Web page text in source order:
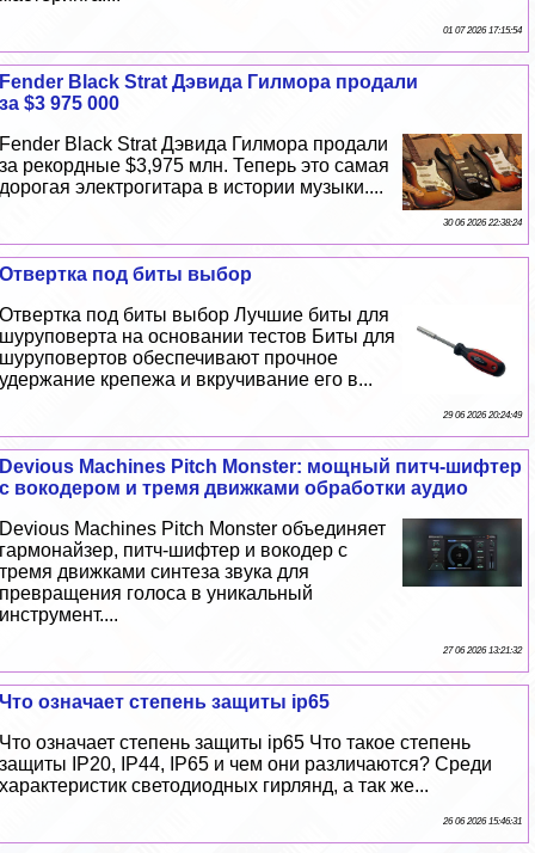
01 07 2026 17:15:54
Fender Black Strat Дэвида Гилмора продали
за $3 975 000
Fender Black Strat Дэвида Гилмора продали
за рекордные $3,975 млн. Теперь это самая
дорогая электрогитара в истории музыки....
30 06 2026 22:38:24
Отвертка под биты выбор
Отвертка под биты выбор Лучшие биты для
шуруповерта на основании тестов Биты для
шуруповертов обеспечивают прочное
удержание крепежа и вкручивание его в...
29 06 2026 20:24:49
Devious Machines Pitch Monster: мощный питч-шифтер
с вокодером и тремя движками обработки аудио
Devious Machines Pitch Monster объединяет
гармонайзер, питч-шифтер и вокодер с
тремя движками синтеза звука для
превращения голоса в уникальный
инструмент....
27 06 2026 13:21:32
Что означает степень защиты ip65
Что означает степень защиты ip65 Что такое степень
защиты IP20, IP44, IP65 и чем они различаются? Среди
хаpaктеристик светодиодных гирлянд, а так же...
26 06 2026 15:46:31